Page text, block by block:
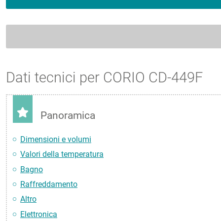
Dati tecnici per CORIO CD-449F
Panoramica
Dimensioni e volumi
Valori della temperatura
Bagno
Raffreddamento
Altro
Elettronica